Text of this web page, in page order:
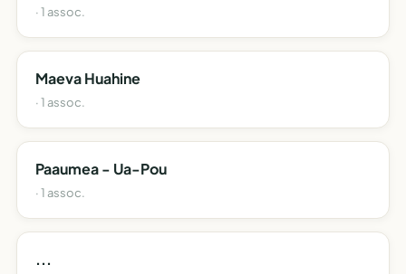
· 1 assoc.
Maeva Huahine
· 1 assoc.
Paaumea - Ua-Pou
· 1 assoc.
...